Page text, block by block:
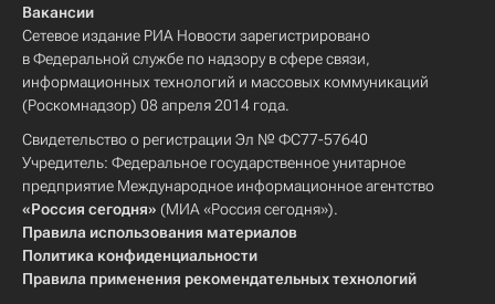
Вакансии
Сетевое издание РИА Новости зарегистрировано
в Федеральной службе по надзору в сфере связи,
информационных технологий и массовых коммуникаций
(Роскомнадзор) 08 апреля 2014 года.
Свидетельство о регистрации Эл № ФС77-57640
Учредитель: Федеральное государственное унитарное
предприятие Международное информационное агентство
«Россия сегодня» (МИА «Россия сегодня»).
Правила использования материалов
Политика конфиденциальности
Правила применения рекомендательных технологий